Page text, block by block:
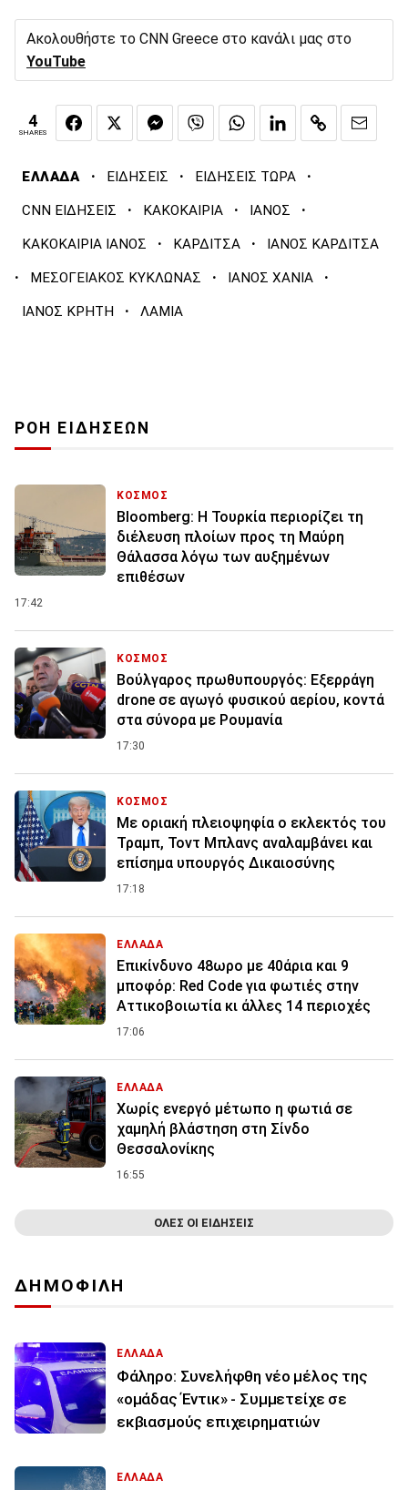
Ακολουθήστε το CNN Greece στο κανάλι μας στο
YouTube
4
SHARES
ΕΛΛΑΔΑ · ΕΙΔΗΣΕΙΣ · ΕΙΔΗΣΕΙΣ ΤΩΡΑ ·
CNN ΕΙΔΗΣΕΙΣ · ΚΑΚΟΚΑΙΡΙΑ · ΙΑΝΟΣ ·
ΚΑΚΟΚΑΙΡΙΑ ΙΑΝΟΣ · ΚΑΡΔΙΤΣΑ · ΙΑΝΟΣ ΚΑΡΔΙΤΣΑ
· ΜΕΣΟΓΕΙΑΚΟΣ ΚΥΚΛΩΝΑΣ · ΙΑΝΟΣ ΧΑΝΙΑ ·
ΙΑΝΟΣ ΚΡΗΤΗ · ΛΑΜΙΑ
ΡΟΗ ΕΙΔΗΣΕΩΝ
ΚΟΣΜΟΣ
Bloomberg: Η Τουρκία περιορίζει τη
διέλευση πλοίων προς τη Μαύρη
Θάλασσα λόγω των αυξημένων
επιθέσων
17:42
ΚΟΣΜΟΣ
Βούλγαρος πρωθυπουργός: Εξερράγη
drone σε αγωγό φυσικού αερίου, κοντά
στα σύνορα με Ρουμανία
17:30
ΚΟΣΜΟΣ
Με οριακή πλειοψηφία ο εκλεκτός του
Τραμπ, Τοντ Μπλανς αναλαμβάνει και
επίσημα υπουργός Δικαιοσύνης
17:18
ΕΛΛΑΔΑ
Επικίνδυνο 48ωρο με 40άρια και 9
μποφόρ: Red Code για φωτιές στην
Αττικοβοιωτία κι άλλες 14 περιοχές
17:06
ΕΛΛΑΔΑ
Χωρίς ενεργό μέτωπο η φωτιά σε
χαμηλή βλάστηση στη Σίνδο
Θεσσαλονίκης
16:55
ΟΛΕΣ ΟΙ ΕΙΔΗΣΕΙΣ
ΔΗΜΟΦΙΛΗ
ΕΛΛΑΔΑ
Φάληρο: Συνελήφθη νέο μέλος της
«ομάδας Έντικ» - Συμμετείχε σε
εκβιασμούς επιχειρηματιών
ΕΛΛΑΔΑ